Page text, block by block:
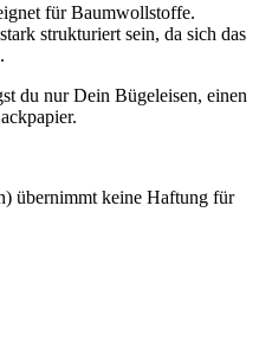
für Baumwollstoffe.
strukturiert sein, da sich das
du nur Dein Bügeleisen, einen
übernimmt keine Haftung für